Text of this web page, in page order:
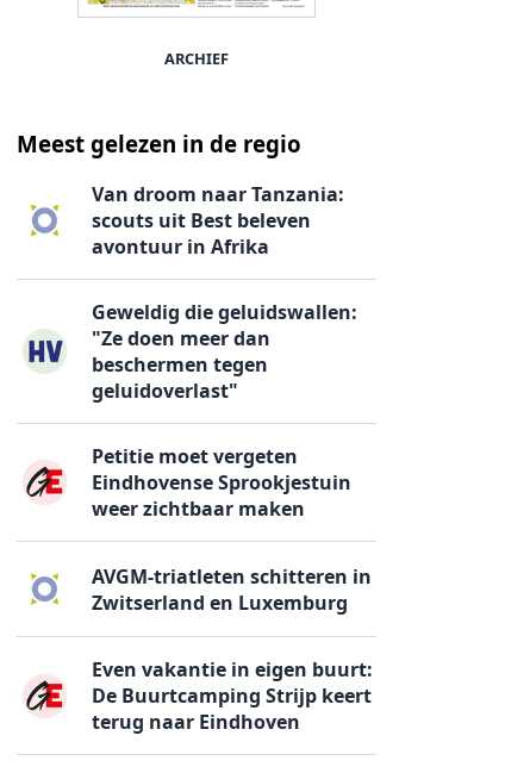
ARCHIEF
Meest gelezen in de regio
Van droom naar Tanzania:
scouts uit Best beleven
avontuur in Afrika
Geweldig die geluidswallen:
"Ze doen meer dan
beschermen tegen
geluidoverlast"
Petitie moet vergeten
Eindhovense Sprookjestuin
weer zichtbaar maken
AVGM-triatleten schitteren in
Zwitserland en Luxemburg
Even vakantie in eigen buurt:
De Buurtcamping Strijp keert
terug naar Eindhoven